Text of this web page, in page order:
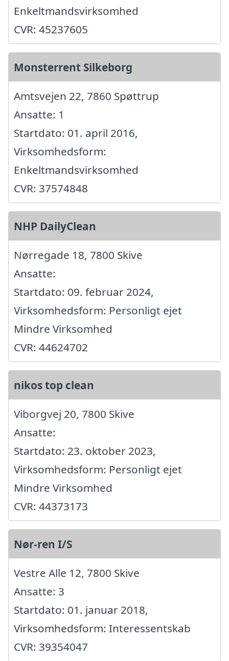
Enkeltmandsvirksomhed
CVR: 45237605
Monsterrent Silkeborg
Amtsvejen 22, 7860 Spøttrup
Ansatte: 1
Startdato: 01. april 2016,
Virksomhedsform:
Enkeltmandsvirksomhed
CVR: 37574848
NHP DailyClean
Nørregade 18, 7800 Skive
Ansatte:
Startdato: 09. februar 2024,
Virksomhedsform: Personligt ejet
Mindre Virksomhed
CVR: 44624702
nikos top clean
Viborgvej 20, 7800 Skive
Ansatte:
Startdato: 23. oktober 2023,
Virksomhedsform: Personligt ejet
Mindre Virksomhed
CVR: 44373173
Nør-ren I/S
Vestre Alle 12, 7800 Skive
Ansatte: 3
Startdato: 01. januar 2018,
Virksomhedsform: Interessentskab
CVR: 39354047